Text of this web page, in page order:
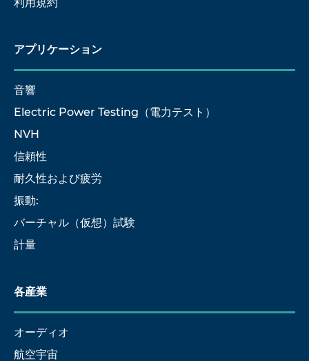
アプリケーション
音響
Electric Power Testing（電力テスト）
NVH
信頼性
耐久性および疲労
振動:
バーチャル（仮想）試験
計量
各産業
オーディオ
航空宇宙